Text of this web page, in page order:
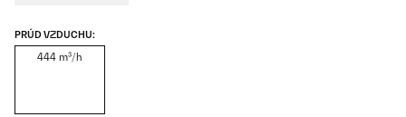
PRÚD VZDUCHU:
444 m³/h